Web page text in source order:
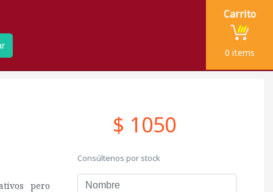
Carrito
0 items
pero
$ 1050
Consúltenos por stock
Nombre